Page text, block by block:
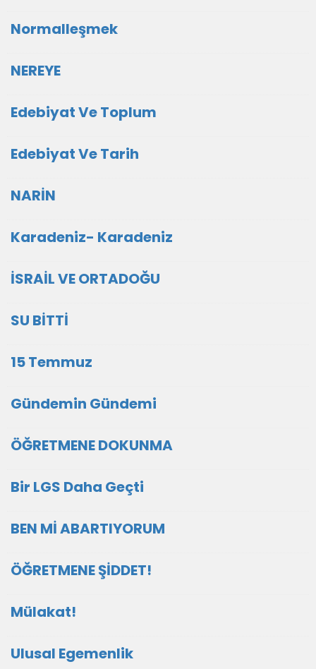
Normalleşmek
NEREYE
Edebiyat Ve Toplum
Edebiyat Ve Tarih
NARİN
Karadeniz- Karadeniz
İSRAİL VE ORTADOĞU
SU BİTTİ
15 Temmuz
Gündemin Gündemi
ÖĞRETMENE DOKUNMA
Bir LGS Daha Geçti
BEN Mİ ABARTIYORUM
ÖĞRETMENE ŞİDDET!
Mülakat!
Ulusal Egemenlik